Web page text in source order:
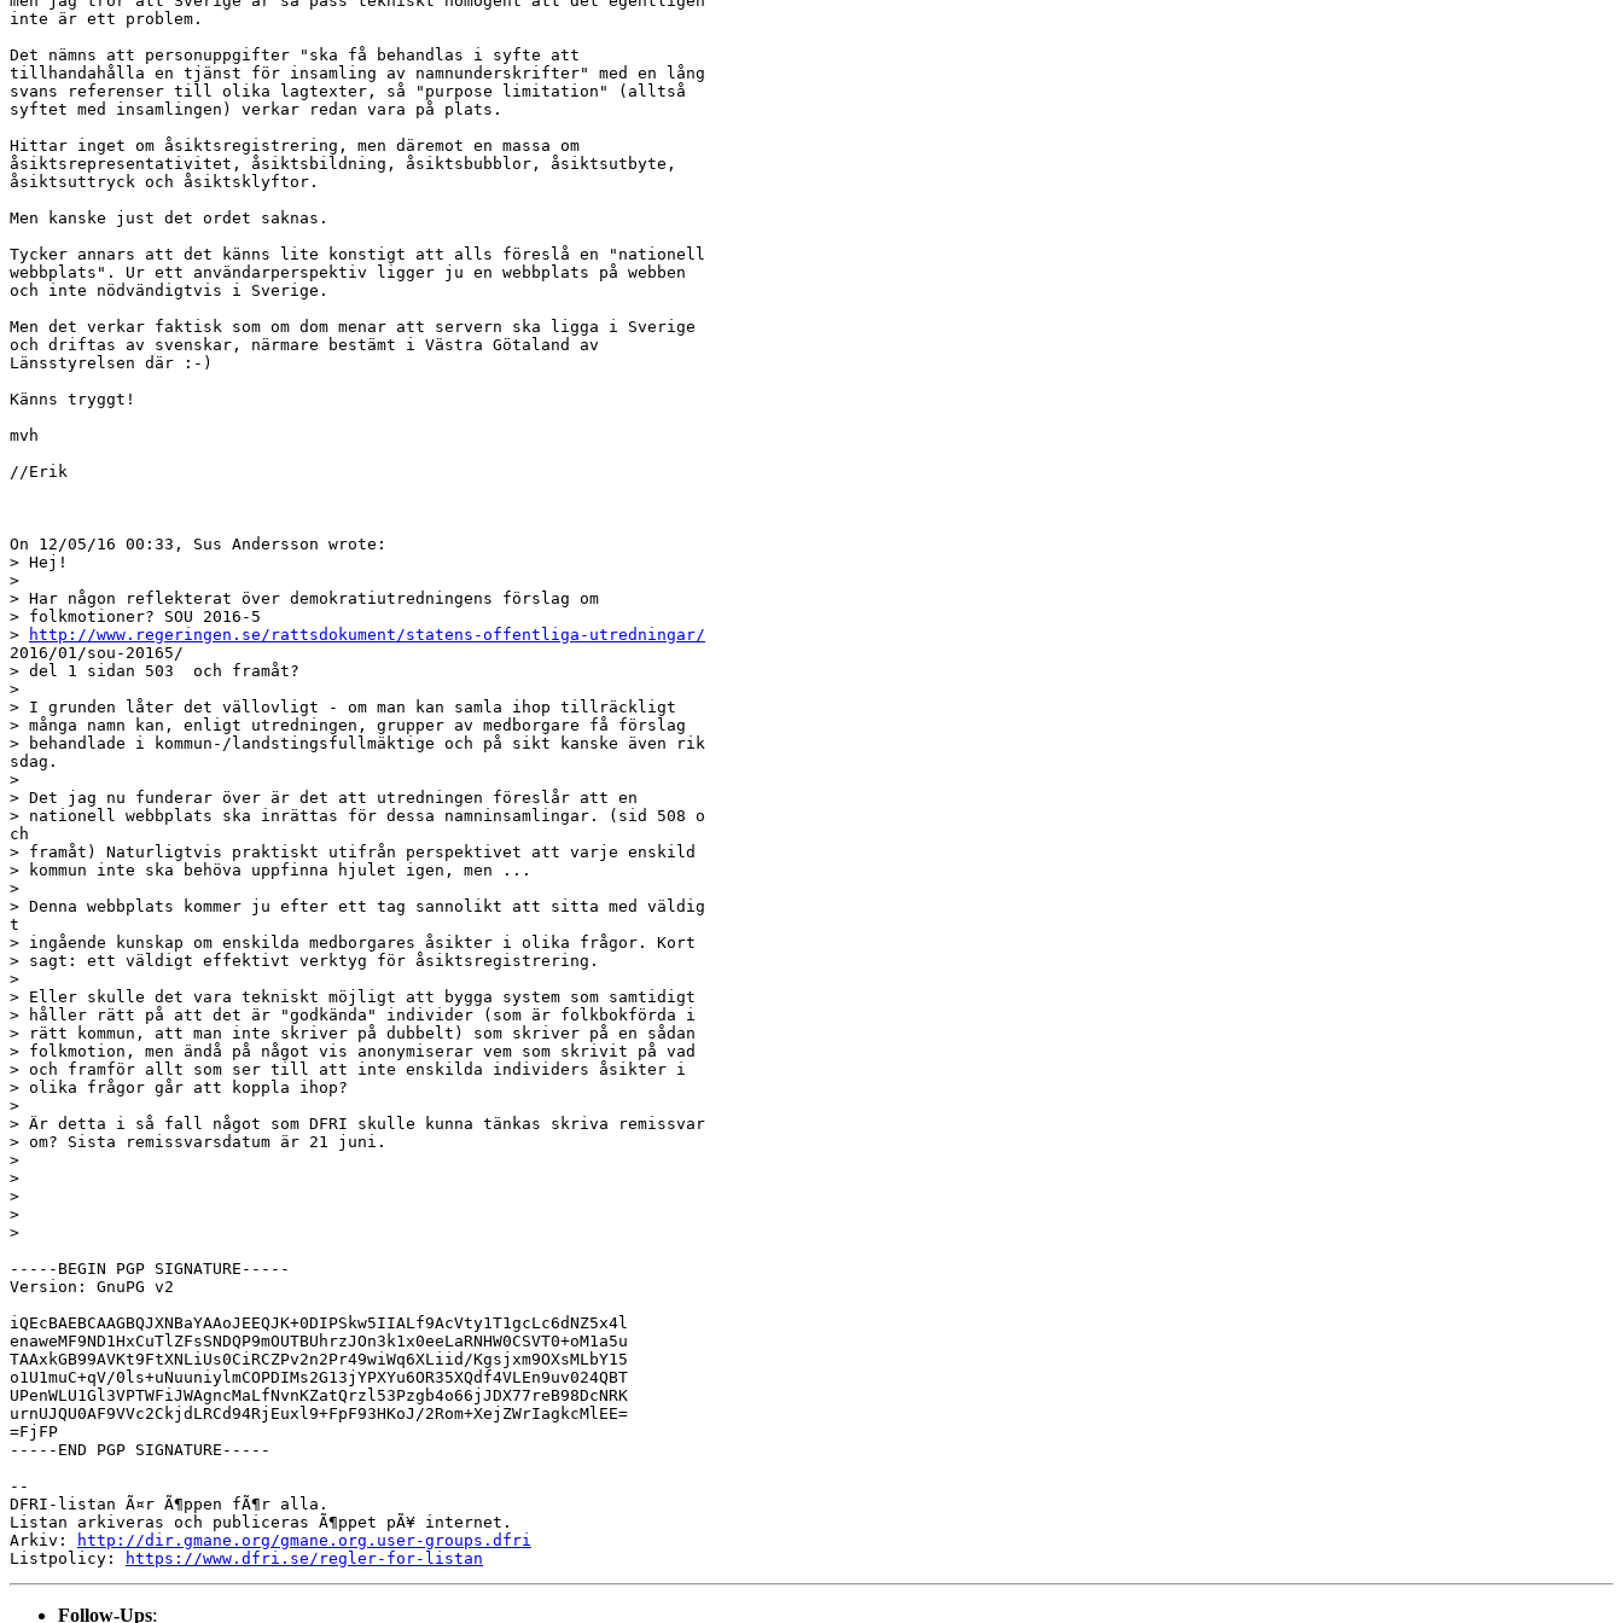
inte är ett problem.
Det nämns att personuppgifter "ska få behandlas i syfte att
tillhandahålla en tjänst för insamling av namnunderskrifter" med en lång
svans referenser till olika lagtexter, så "purpose limitation" (alltså
syftet med insamlingen) verkar redan vara på plats.
Hittar inget om åsiktsregistrering, men däremot en massa om
åsiktsrepresentativitet, åsiktsbildning, åsiktsbubblor, åsiktsutbyte,
åsiktsuttryck och åsiktsklyftor.
Men kanske just det ordet saknas.
Tycker annars att det känns lite konstigt att alls föreslå en "nationell
webbplats". Ur ett användarperspektiv ligger ju en webbplats på webben
och inte nödvändigtvis i Sverige.
Men det verkar faktisk som om dom menar att servern ska ligga i Sverige
och driftas av svenskar, närmare bestämt i Västra Götaland av
Länsstyrelsen där :-)
Känns tryggt!
mvh
//Erik
On 12/05/16 00:33, Sus Andersson wrote:
> Hej!
>
> Har någon reflekterat över demokratiutredningens förslag om
> folkmotioner? SOU 2016-5
>
http://www.regeringen.se/rattsdokument/statens-offentliga-utredningar/
2016/01/sou-20165/
> del 1 sidan 503  och framåt?
>
> I grunden låter det vällovligt - om man kan samla ihop tillräckligt
> många namn kan, enligt utredningen, grupper av medborgare få förslag
> behandlade i kommun-/landstingsfullmäktige och på sikt kanske även rik
sdag.
>
> Det jag nu funderar över är det att utredningen föreslår att en
> nationell webbplats ska inrättas för dessa namninsamlingar. (sid 508 o
ch
> framåt) Naturligtvis praktiskt utifrån perspektivet att varje enskild
> kommun inte ska behöva uppfinna hjulet igen, men ...
>
> Denna webbplats kommer ju efter ett tag sannolikt att sitta med väldig
t
> ingående kunskap om enskilda medborgares åsikter i olika frågor. Kort
> sagt: ett väldigt effektivt verktyg för åsiktsregistrering.
>
> Eller skulle det vara tekniskt möjligt att bygga system som samtidigt
> håller rätt på att det är "godkända" individer (som är folkbokförda i
> rätt kommun, att man inte skriver på dubbelt) som skriver på en sådan
> folkmotion, men ändå på något vis anonymiserar vem som skrivit på vad
> och framför allt som ser till att inte enskilda individers åsikter i
> olika frågor går att koppla ihop?
>
> Är detta i så fall något som DFRI skulle kunna tänkas skriva remissvar
> om? Sista remissvarsdatum är 21 juni.
>
>
>
>
>
-----BEGIN PGP SIGNATURE-----
Version: GnuPG v2
iQEcBAEBCAAGBQJXNBaYAAoJEEQJK+0DIPSkw5IIALf9AcVty1T1gcLc6dNZ5x4l
enaweMF9ND1HxCuTlZFsSNDQP9mOUTBUhrzJOn3k1x0eeLaRNHW0CSVT0+oM1a5u
TAAxkGB99AVKt9FtXNLiUs0CiRCZPv2n2Pr49wiWq6XLiid/Kgsjxm9OXsMLbY15
o1U1muC+qV/0ls+uNuuniylmCOPDIMs2G13jYPXYu6OR35XQdf4VLEn9uv024QBT
UPenWLU1Gl3VPTWFiJWAgncMaLfNvnKZatQrzl53Pzgb4o66jJDX77reB98DcNRK
urnUJQU0AF9VVc2CkjdLRCd94RjEuxl9+FpF93HKoJ/2Rom+XejZWrIagkcMlEE=
=FjFP
-----END PGP SIGNATURE-----
--
DFRI-listan Ã¤r Ã¶ppen fÃ¶r alla.
Listan arkiveras och publiceras Ã¶ppet pÃ¥ internet.
Arkiv:
http://dir.gmane.org/gmane.org.user-groups.dfri
Listpolicy:
https://www.dfri.se/regler-for-listan
Follow-Ups: